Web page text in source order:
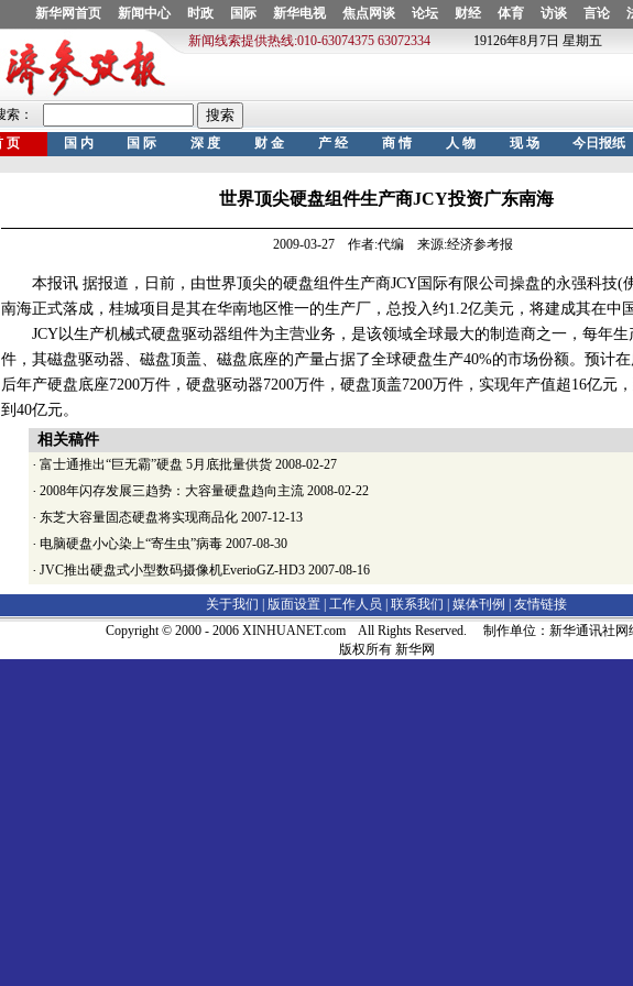
世界顶尖硬盘组件生产商JCY投资广东南海
2009-03-27 作者:代编 来源:经济参考报
本报讯 据报道，日前，由世界顶尖的硬盘组件生产商JCY国际有限公司操盘的永强科技(
南海正式落成，桂城项目是其在华南地区惟一的生产厂，总投入约1.2亿美元，将建成其在中
JCY以生产机械式硬盘驱动器组件为主营业务，是该领域全球最大的制造商之一，每年生
件，其磁盘驱动器、磁盘顶盖、磁盘底座的产量占据了全球硬盘生产40%的市场份额。预计
后年产硬盘底座7200万件，硬盘驱动器7200万件，硬盘顶盖7200万件，实现年产值超16亿元
到40亿元。
相关稿件
· 富士通推出“巨无霸”硬盘 5月底批量供货 2008-02-27
· 2008年闪存发展三趋势：大容量硬盘趋向主流 2008-02-22
· 东芝大容量固态硬盘将实现商品化 2007-12-13
· 电脑硬盘小心染上“寄生虫”病毒 2007-08-30
· JVC推出硬盘式小型数码摄像机EverioGZ-HD3 2007-08-16
关于我们 | 版面设置 工作人员 联系我们 媒体刊例
友情链接
Copyright © 2000 - 2006 XINHUANET.com All Rights Reserved. 制作单位：新华通讯社网
版权所有 新华网